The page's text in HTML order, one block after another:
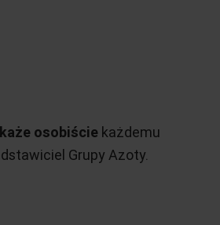
osobiście każdemu
Grupy Azoty.